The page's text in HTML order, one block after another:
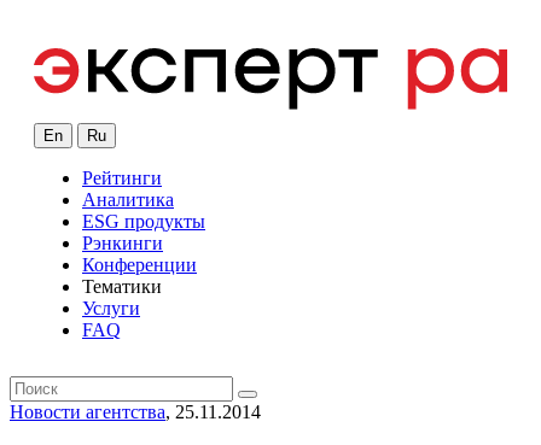
En Ru
Рейтинги
Аналитика
ESG продукты
Рэнкинги
Конференции
Тематики
Услуги
FAQ
Новости агентства, 25.11.2014